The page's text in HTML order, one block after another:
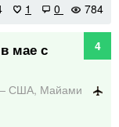
1 0 784
мае с
4
США, Майами